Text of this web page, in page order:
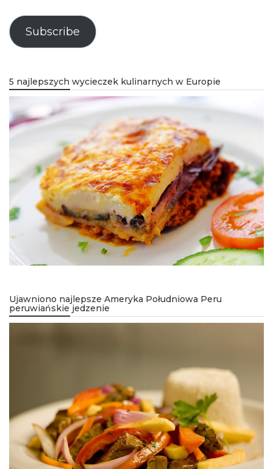
Subscribe
5 najlepszych wycieczek kulinarnych w Europie
Ujawniono najlepsze Ameryka Południowa Peru
peruwiańskie jedzenie